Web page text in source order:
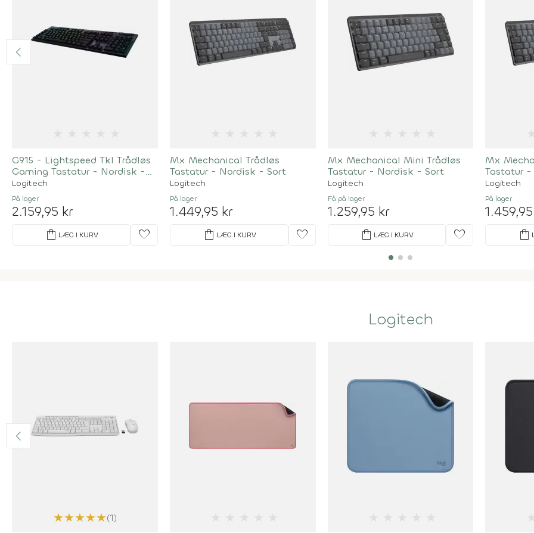
G915 - Lightspeed Tkl Trådløs
Gaming Tastatur - Nordisk -
Sort
Logitech
På lager
2.159,95 kr
shopping_bag LÆG I KURV favorite
Mx Mechanical Trådløs
Tastatur - Nordisk - Sort
Logitech
På lager
1.449,95 kr
shopping_bag LÆG I KURV favorite
Mx Mechanical Mini Trådløs
Tastatur - Nordisk - Sort
Logitech
Få på lager
1.259,95 kr
shopping_bag LÆG I KURV favorite
Mx
Tastatur
Logitech
På lager
shopping_bag
Logitech
★★★★★(1)